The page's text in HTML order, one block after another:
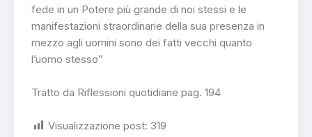
fede in un Potere più grande di noi stessi e le
manifestazioni straordinarie della sua presenza in
mezzo agli uomini sono dei fatti vecchi quanto
l’uomo stesso”
Tratto da Riflessioni quotidiane pag. 194
Visualizzazione post: 319